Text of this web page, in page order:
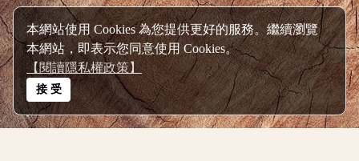
本網站使用 Cookies 為您提供更好的服務。繼續瀏覽
本網站，即表示您同意使用 Cookies。
【閱讀隱私權政策】
接 受